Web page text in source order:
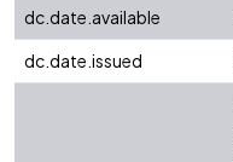
dc.date.available
dc.date.issued